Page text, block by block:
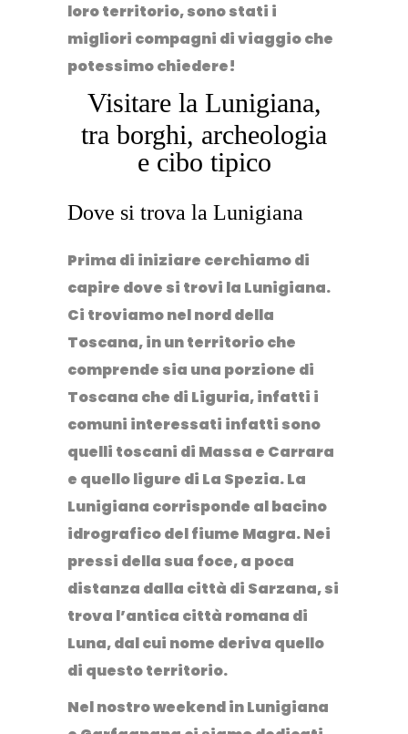
loro territorio, sono stati i
migliori compagni di viaggio che
potessimo chiedere!
Visitare la Lunigiana,
tra borghi, archeologia
e cibo tipico
Dove si trova la Lunigiana
Prima di iniziare cerchiamo di
capire dove si trovi la Lunigiana.
Ci troviamo nel nord della
Toscana, in un territorio che
comprende sia una porzione di
Toscana che di Liguria, infatti i
comuni interessati infatti sono
quelli toscani di Massa e Carrara
e quello ligure di La Spezia. La
Lunigiana corrisponde al bacino
idrografico del fiume Magra. Nei
pressi della sua foce, a poca
distanza dalla città di Sarzana, si
trova l’antica città romana di
Luna, dal cui nome deriva quello
di questo territorio.
Nel nostro weekend in Lunigiana